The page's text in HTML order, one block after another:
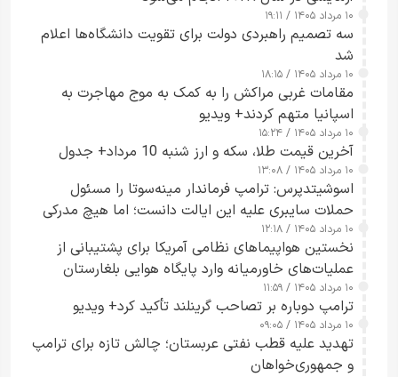
۱۰ مرداد ۱۴۰۵ / ۱۹:۱۱
سه تصمیم راهبردی دولت برای تقویت دانشگاه‌ها اعلام
شد
۱۰ مرداد ۱۴۰۵ / ۱۸:۱۵
مقامات غربی مراکش را به کمک به موج مهاجرت به
اسپانیا متهم کردند+ ویدیو
۱۰ مرداد ۱۴۰۵ / ۱۵:۲۴
آخرین قیمت طلا، سکه و ارز شنبه 10 مرداد+ جدول
۱۰ مرداد ۱۴۰۵ / ۱۳:۰۸
اسوشیتدپرس: ترامپ فرماندار مینه‌سوتا را مسئول
حملات سایبری علیه این ایالت دانست؛ اما هیچ مدرکی
ارائه نکرد
۱۰ مرداد ۱۴۰۵ / ۱۲:۱۸
نخستین هواپیماهای نظامی آمریکا برای پشتیبانی از
عملیات‌های خاورمیانه وارد پایگاه هوایی بلغارستان
شدند
۱۰ مرداد ۱۴۰۵ / ۱۱:۵۹
ترامپ دوباره بر تصاحب گرینلند تأکید کرد+ ویدیو
۱۰ مرداد ۱۴۰۵ / ۰۹:۰۵
تهدید علیه قطب نفتی عربستان؛ چالش تازه برای ترامپ
و جمهوری‌خواهان